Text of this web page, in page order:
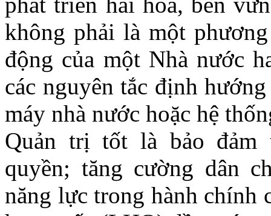
không phải là một
động của một Nhà nước
các nguyên tắc định
máy nhà nước hoặc hệ
Quản trị tốt là bảo đảm
quyền; tăng cường dân
năng lực trong hành chính